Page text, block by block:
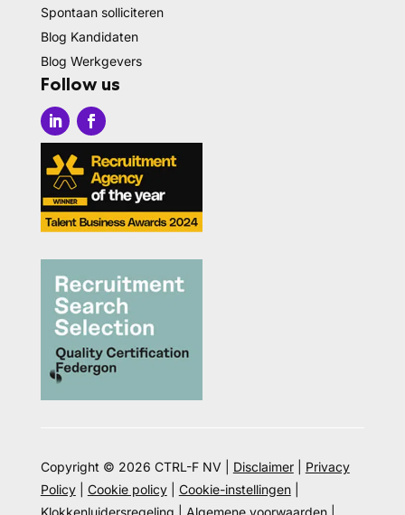
Spontaan solliciteren
Blog Kandidaten
Blog Werkgevers
Follow us
Copyright © 2026 CTRL-F NV | Disclaimer| Privacy
Policy| Cookie policy| Cookie-instellingen|